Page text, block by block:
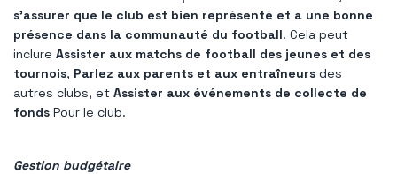
s'assurer que le club est bien représenté et a une bonne
présence dans la communauté du football. Cela peut
inclure Assister aux matchs de football des jeunes et des
tournois, Parlez aux parents et aux entraîneurs des
autres clubs, et Assister aux événements de collecte de
fonds Pour le club.
Gestion budgétaire